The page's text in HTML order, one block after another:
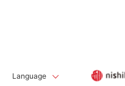
Language